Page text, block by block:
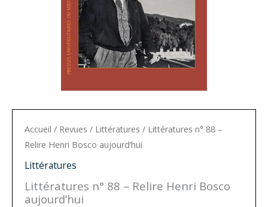
Accueil / Revues / Littératures / Littératures n° 88 –
Relire Henri Bosco aujourd’hui
Littératures
Littératures n° 88 – Relire Henri Bosco
aujourd’hui